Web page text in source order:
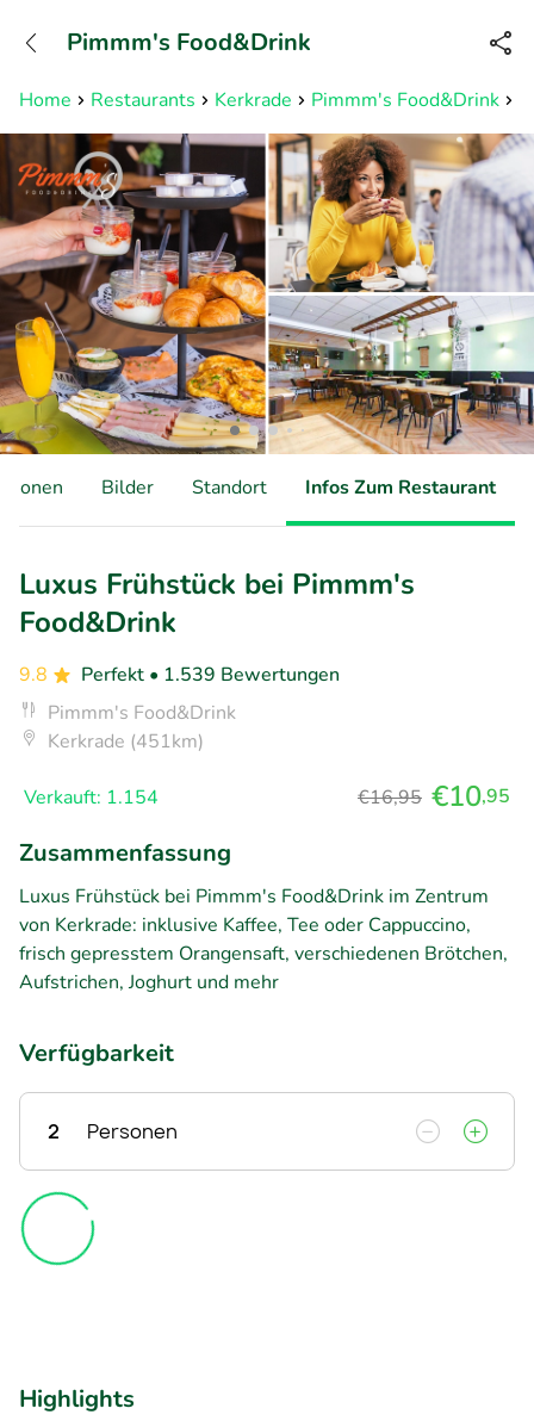
Erreichbar bis 23:00 Uhr (max
0,09€/Min)
Home Restaurants Kerkrade Pimmm's Food&Drink
Pimmm's Food&Drink
Bilder Standort Infos Zum Restaurant
Luxus Frühstück bei Pimmm's
Food&Drink
9.8 Perfekt • 1.539 Bewertungen
Pimmm's Food&Drink
Kerkrade (451km)
Verkauft: 1.154 €16,95 €10,95
Zusammenfassung
Luxus Frühstück bei Pimmm's Food&Drink im Zentrum
von Kerkrade: inklusive Kaffee, Tee oder Cappuccino,
frisch gepresstem Orangensaft, verschiedenen Brötchen,
Aufstrichen, Joghurt und mehr
Verfügbarkeit
2 Personen
Highlights